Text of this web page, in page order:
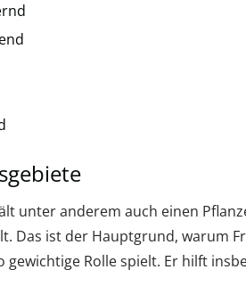
unter anderem auch einen
Das ist der Hauptgrund, warum
gewichtige Rolle spielt. Er hilft